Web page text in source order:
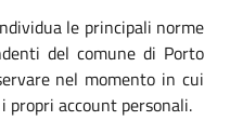
le principali norme
del comune di Porto
nel momento in cui
propri account personali.